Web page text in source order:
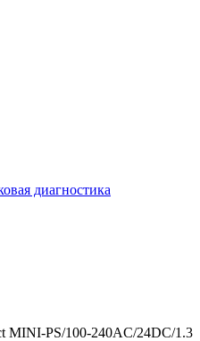
диагностика
MINI-PS/100-240AC/24DC/1.3